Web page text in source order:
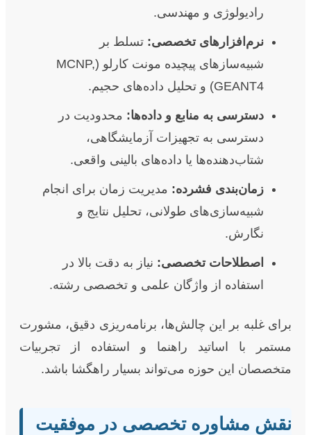
رادیولوژی و مهندسی.
نرم‌افزارهای تخصصی: تسلط بر
شبیه‌سازهای پیچیده مونت کارلو (MCNP,
GEANT4) و تحلیل داده‌های حجیم.
دسترسی به منابع و داده‌ها: محدودیت در
دسترسی به تجهیزات آزمایشگاهی،
شتاب‌دهنده‌ها یا داده‌های بالینی واقعی.
زمان‌بندی فشرده: مدیریت زمان برای انجام
شبیه‌سازی‌های طولانی، تحلیل نتایج و
نگارش.
اصطلاحات تخصصی: نیاز به دقت بالا در
استفاده از واژگان علمی و تخصصی رشته.
برای غلبه بر این چالش‌ها، برنامه‌ریزی دقیق، مشورت
مستمر با اساتید راهنما و استفاده از تجربیات
متخصصان این حوزه می‌تواند بسیار راهگشا باشد.
نقش مشاوره تخصصی در موفقیت